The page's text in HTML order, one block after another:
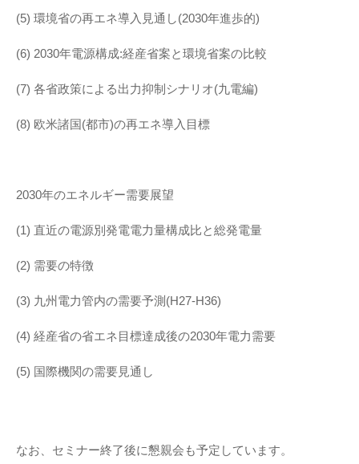
(5) 環境省の再エネ導入見通し(2030年進歩的)
(6) 2030年電源構成:経産省案と環境省案の比較
(7) 各省政策による出力抑制シナリオ(九電編)
(8) 欧米諸国(都市)の再エネ導入目標
2030年のエネルギー需要展望
(1) 直近の電源別発電電力量構成比と総発電量
(2) 需要の特徴
(3) 九州電力管内の需要予測(H27-H36)
(4) 経産省の省エネ目標達成後の2030年電力需要
(5) 国際機関の需要見通し
なお、セミナー終了後に懇親会も予定しています。